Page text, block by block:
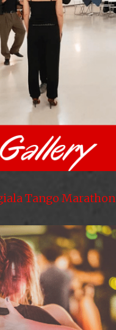
Tango Marathon